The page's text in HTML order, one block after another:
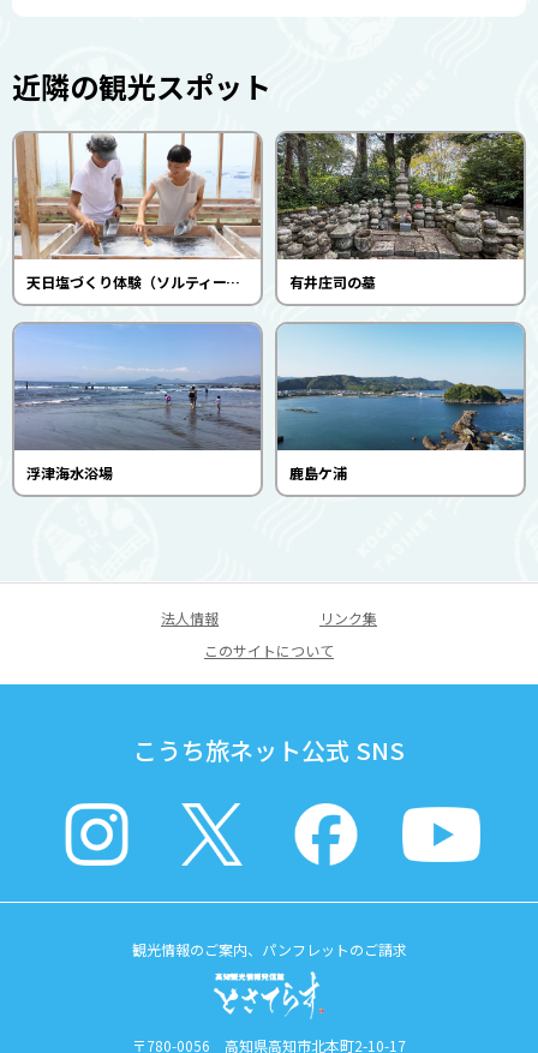
近隣の観光スポット
天日塩づくり体験（ソルティーブ） 有井庄司の墓
浮津海水浴場 鹿島ケ浦
法人情報
リンク集
このサイトについて
こうち旅ネット公式 SNS
観光情報のご案内、パンフレットのご請求
〒780-0056 高知県高知市北本町2-10-17